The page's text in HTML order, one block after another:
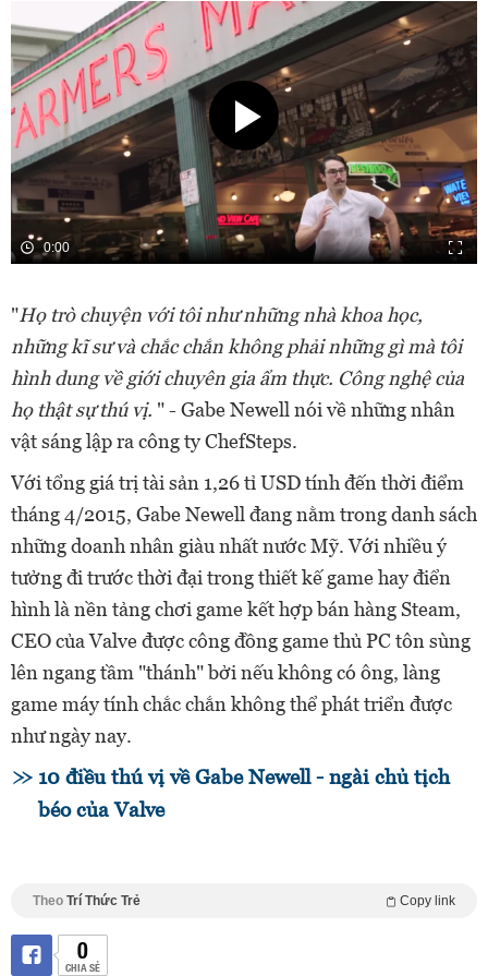
0:00
"Họ trò chuyện với tôi như những nhà khoa học,
những kĩ sư và chắc chắn không phải những gì mà tôi
hình dung về giới chuyên gia ẩm thực. Công nghệ của
họ thật sự thú vị. " - Gabe Newell nói về những nhân
vật sáng lập ra công ty ChefSteps.
Với tổng giá trị tài sản 1,26 tỉ USD tính đến thời điểm
tháng 4/2015, Gabe Newell đang nằm trong danh sách
những doanh nhân giàu nhất nước Mỹ. Với nhiều ý
tưởng đi trước thời đại trong thiết kế game hay điển
hình là nền tảng chơi game kết hợp bán hàng Steam,
CEO của Valve được công đồng game thủ PC tôn sùng
lên ngang tầm "thánh" bởi nếu không có ông, làng
game máy tính chắc chắn không thể phát triển được
như ngày nay.
10 điều thú vị về Gabe Newell - ngài chủ tịch
béo của Valve
Theo Trí Thức Trẻ Copy link
0
CHIA SẺ